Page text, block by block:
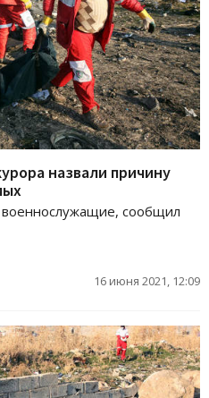
назвали причину
сообщил
16 июня 2021, 12:09